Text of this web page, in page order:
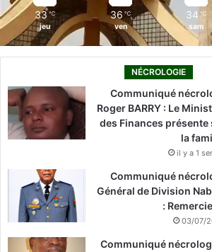
33 ℃
jeu
36 ℃
ven
34 ℃
sam
NÉCROLOGIE
Communiqué
Roger BARRY : Le
des Finances
la
il y a 1
Communiqué
Général de Division
:
03/07/
Communiqué